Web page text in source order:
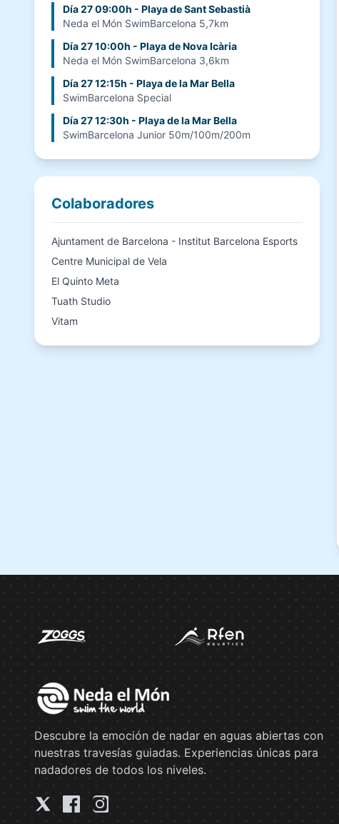
Día 27 09:00h - Playa de Sant Sebastià
Neda el Món SwimBarcelona 5,7km
Día 27 10:00h - Playa de Nova Icària
Neda el Món SwimBarcelona 3,6km
Día 27 12:15h - Playa de la Mar Bella
SwimBarcelona Special
Día 27 12:30h - Playa de la Mar Bella
SwimBarcelona Junior 50m/100m/200m
Colaboradores
Ajuntament de Barcelona - Institut Barcelona Esports
Centre Municipal de Vela
El Quinto Meta
Tuath Studio
Vitam
Descubre la emoción de nadar en aguas abiertas con
nuestras travesías guiadas. Experiencias únicas para
nadadores de todos los niveles.